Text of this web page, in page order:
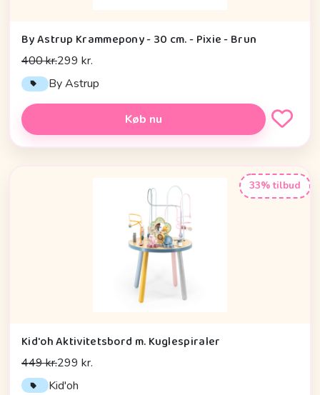
By Astrup Krammepony - 30 cm. - Pixie - Brun
400 kr.299 kr.
By Astrup
Køb nu
33% tilbud
Kid'oh Aktivitetsbord m. Kuglespiraler
449 kr.299 kr.
Kid'oh